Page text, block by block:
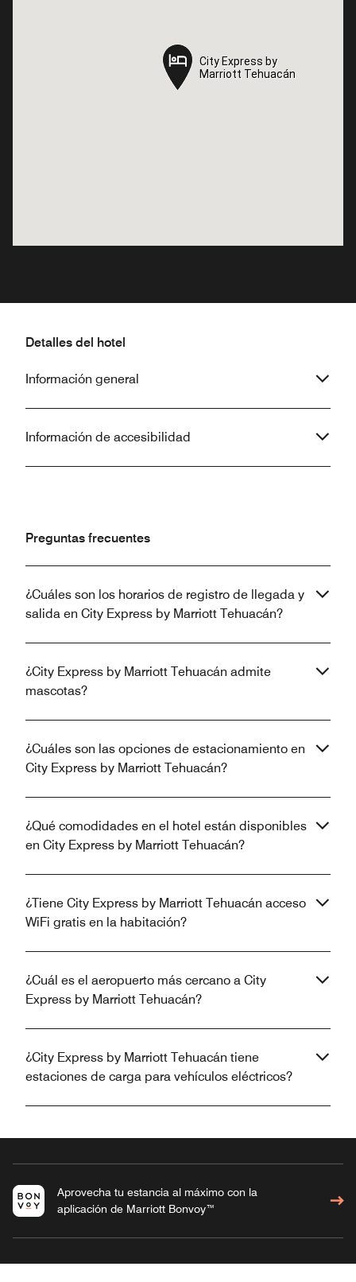
City Express by
Marriott Tehuacán
City Express by
Marriott Tehuacán
Detalles del hotel
Información general
Información de accesibilidad
Preguntas frecuentes
¿Cuáles son los horarios de registro de llegada y
salida en City Express by Marriott Tehuacán?
¿City Express by Marriott Tehuacán admite
mascotas?
¿Cuáles son las opciones de estacionamiento en
City Express by Marriott Tehuacán?
¿Qué comodidades en el hotel están disponibles
en City Express by Marriott Tehuacán?
¿Tiene City Express by Marriott Tehuacán acceso
WiFi gratis en la habitación?
¿Cuál es el aeropuerto más cercano a City
Express by Marriott Tehuacán?
¿City Express by Marriott Tehuacán tiene
estaciones de carga para vehículos eléctricos?
Aprovecha tu estancia al máximo con la
aplicación de Marriott Bonvoy™